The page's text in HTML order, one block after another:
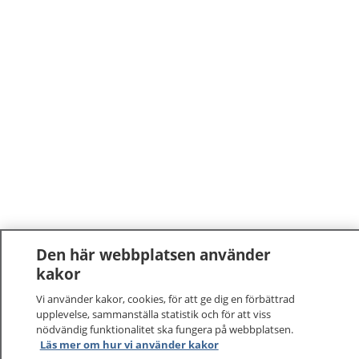
Den här webbplatsen använder
kakor
Vi använder kakor, cookies, för att ge dig en förbättrad
upplevelse, sammanställa statistik och för att viss
nödvändig funktionalitet ska fungera på webbplatsen.
Läs mer om hur vi använder kakor